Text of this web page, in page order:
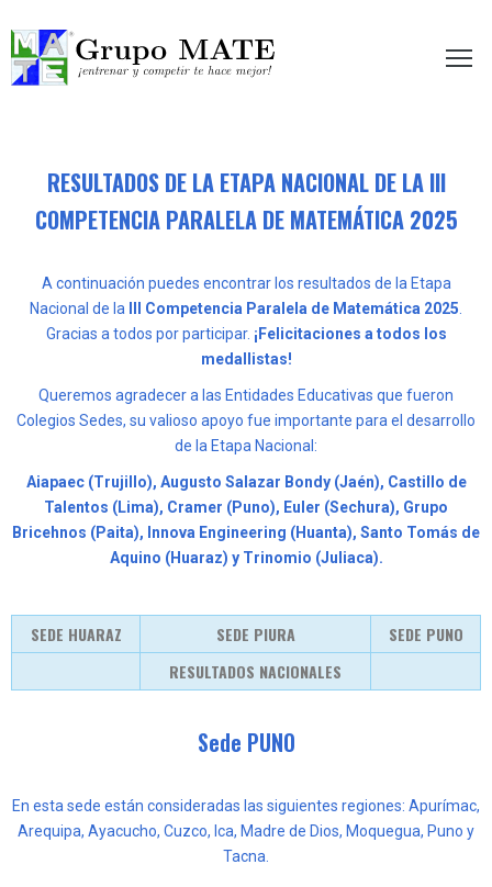
te hace mejor!
RESULTADOS DE LA ETAPA NACIONAL DE LA III
COMPETENCIA PARALELA DE MATEMÁTICA 2025
A continuación puedes encontrar los resultados de la Etapa
Nacional de la III Competencia Paralela de Matemática 2025.
Gracias a todos por participar. ¡Felicitaciones a todos los
medallistas!
Queremos agradecer a las Entidades Educativas que fueron
Colegios Sedes, su valioso apoyo fue importante para el desarrollo
de la Etapa Nacional:
Aiapaec (Trujillo), Augusto Salazar Bondy (Jaén), Castillo de
Talentos (Lima), Cramer (Puno), Euler (Sechura), Grupo
Bricehnos (Paita), Innova Engineering (Huanta), Santo Tomás de
Aquino (Huaraz) y Trinomio (Juliaca).
SEDE HUARAZ SEDE PIURA
SEDE PUNO
RESULTADOS NACIONALES
Sede PUNO
En esta sede están consideradas las siguientes regiones: Apurímac,
Arequipa, Ayacucho, Cuzco, Ica, Madre de Dios, Moquegua, Puno y
Tacna.